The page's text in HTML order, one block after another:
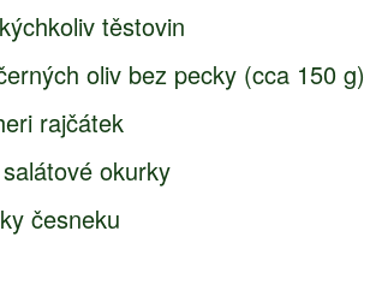
těstovin
oliv bez pecky (cca 150 g)
rajčátek
okurky
česneku